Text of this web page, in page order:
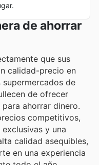
de ahorrar
que sus
calidad-precio en
de
de ofrecer
ahorrar dinero.
competitivos,
y una
calidad asequibles,
en una experiencia